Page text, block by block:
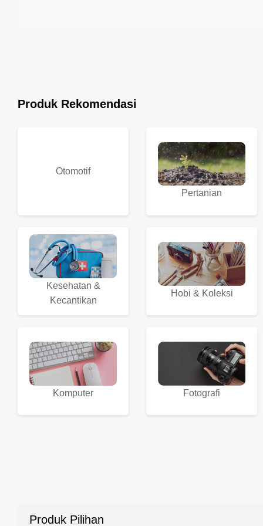
Produk Rekomendasi
Otomotif
Pertanian
Kesehatan &
Kecantikan
Hobi & Koleksi
Komputer Fotografi
Produk Pilihan